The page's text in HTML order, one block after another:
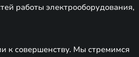
работы электрооборудования,
к совершенству. Мы стремимся